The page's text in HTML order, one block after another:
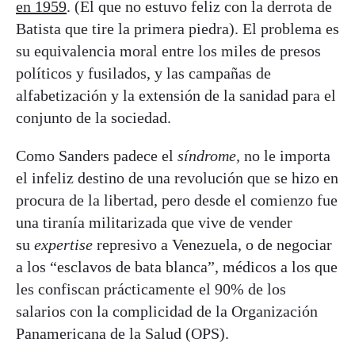
en 1959. (El que no estuvo feliz con la derrota de
Batista que tire la primera piedra). El problema es
su equivalencia moral entre los miles de presos
políticos y fusilados, y las campañas de
alfabetización y la extensión de la sanidad para el
conjunto de la sociedad.
Como Sanders padece el síndrome, no le importa
el infeliz destino de una revolución que se hizo en
procura de la libertad, pero desde el comienzo fue
una tiranía militarizada que vive de vender
su expertise represivo a Venezuela, o de negociar
a los “esclavos de bata blanca”, médicos a los que
les confiscan prácticamente el 90% de los
salarios con la complicidad de la Organización
Panamericana de la Salud (OPS).